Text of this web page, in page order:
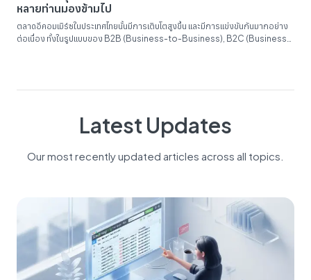
หลายท่านมองข้ามไป
ตลาดอีคอมเมิร์ซในประเทศไทยนั้นมีการเติบโตสูงขึ้น และมีการแข่งขันกันมากอย่าง
ต่อเนื่อง ทั้งในรูปแบบของ B2B (Business-to-Business), B2C (Business-
อาจทำได้หลากหลายรูปแบบไม่ว่าจะเป็น การใช้สื่อ Social media...
Latest Updates
Our most recently updated articles across all topics.